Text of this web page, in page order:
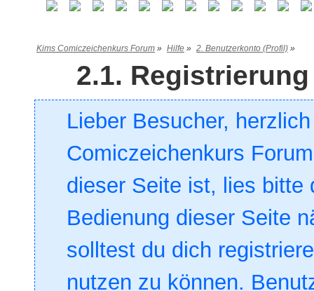
Kims Comiczeichenkurs Forum » Hilfe » 2. Benutzerkonto (Profil) »
2.1.
Lieber Besucher,
Comiczeichenkurs
dieser Seite ist, lies bitte
Bedienung dieser Seite
solltest du dich
nutzen zu können.